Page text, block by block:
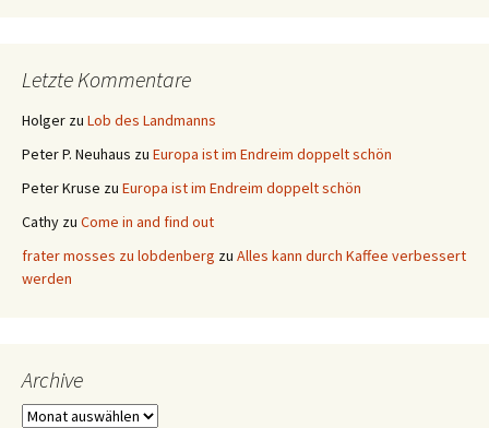
Letzte Kommentare
Holger zu Lob des Landmanns
Peter P. Neuhaus zu Europa ist im Endreim doppelt schön
Peter Kruse zu Europa ist im Endreim doppelt schön
Cathy zu Come in and find out
frater mosses zu lobdenberg zu Alles kann durch Kaffee verbessert
werden
Archive
Archive